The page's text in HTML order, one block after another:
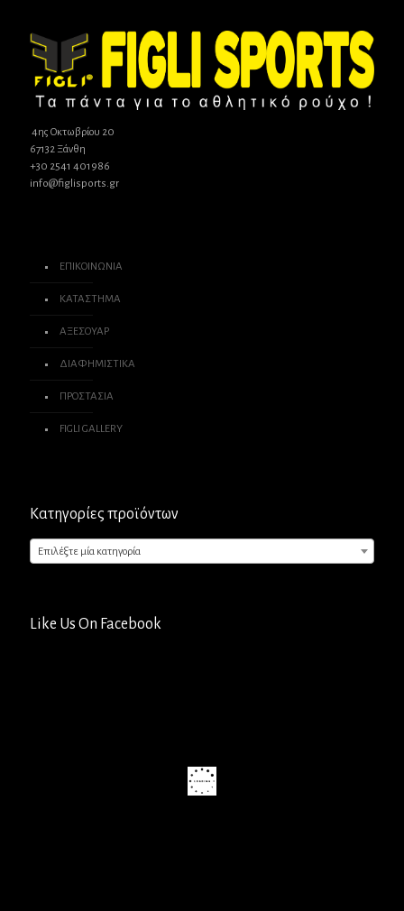
4ης Οκτωβρίου 20
67132 Ξάνθη
+30 2541 401986
info@figlisports.gr
ΕΠΙΚΟΙΝΩΝΙΑ
ΚΑΤΑΣΤΗΜΑ
ΑΞΕΣΟΥΑΡ
ΔΙΑΦΗΜΙΣΤΙΚΑ
ΠΡΟΣΤΑΣΙΑ
FIGLI GALLERY
Κατηγορίες προϊόντων
Επιλέξτε μία κατηγορία
Like Us On Facebook